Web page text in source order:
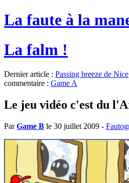
La faute à la
La falm !
Dernier article : Passing breeze de Nice
commentaire : Game A
Le jeu vidéo c'est du
ParGame B le 30 juillet 2009 -